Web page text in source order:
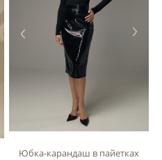
Юбка-карандаш в пайетках